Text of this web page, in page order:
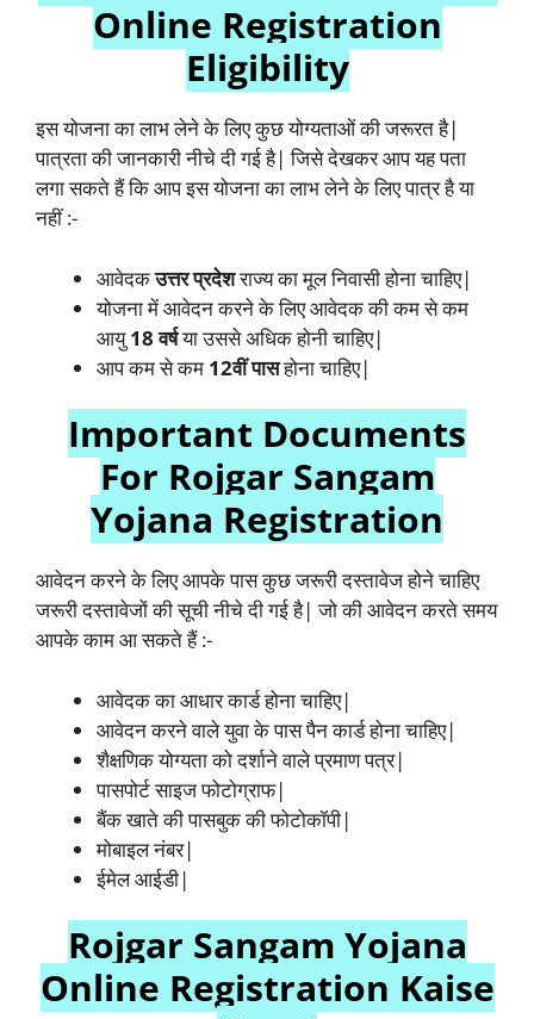
Online Registration
Eligibility
इस योजना का लाभ लेने के लिए कुछ योग्यताओं की जरूरत है|
पात्रता की जानकारी नीचे दी गई है| जिसे देखकर आप यह पता
लगा सकते हैं कि आप इस योजना का लाभ लेने के लिए पात्र है या
नहीं :-
आवेदकउत्तर प्रदेशराज्य का मूल निवासी होना चाहिए|
योजना में आवेदन करने के लिए आवेदक की कम से कम
आयु18 वर्षया उससे अधिक होनी चाहिए|
आप कम से कम 12वीं पासहोना चाहिए|
Important Documents
For Rojgar Sangam
Yojana Registration
आवेदन करने के लिए आपके पास कुछ जरूरी दस्तावेज होने चाहिए
जरूरी दस्तावेजों की सूची नीचे दी गई है| जो की आवेदन करते समय
आपके काम आ सकते हैं :-
आवेदक का आधार कार्ड होना चाहिए|
आवेदन करने वाले युवा के पास पैन कार्ड होना चाहिए|
शैक्षणिक योग्यता को दर्शाने वाले प्रमाण पत्र|
पासपोर्ट साइज फोटोग्राफ|
बैंक खाते की पासबुक की फोटोकॉपी|
मोबाइल नंबर|
ईमेल आईडी|
Rojgar Sangam Yojana
Online Registration Kaise